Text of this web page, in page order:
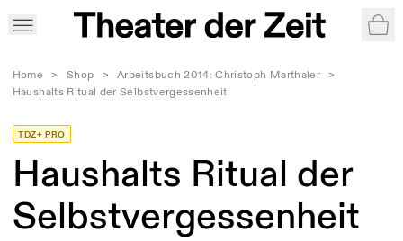
Home > Shop > Arbeitsbuch 2014: Christoph Marthaler
>
Haushalts Ritual der Selbstvergessenheit
TDZ+ PRO
Haushalts Ritual der
Selbstvergessenheit